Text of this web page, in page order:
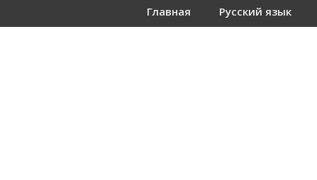
Главная Русский язык